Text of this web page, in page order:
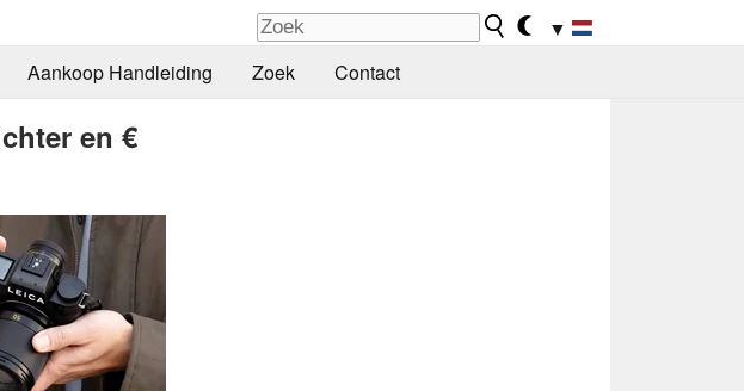
▼
Aankoop Handleiding Zoek Contact
en €